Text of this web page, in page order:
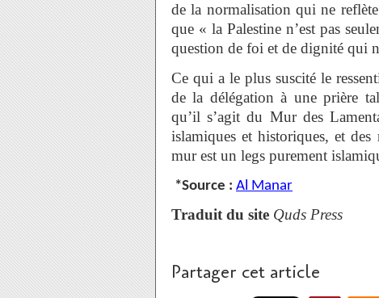
de la normalisation qui ne
que « la Palestine n’est pas
question de foi et de dignité qui
Ce qui a le plus suscité le
de la délégation à une prière
qu’il s’agit du Mur des
islamiques et historiques, et
mur est un legs purement
*Source : Al Manar
Traduit du site Quds Press
Partager cet article